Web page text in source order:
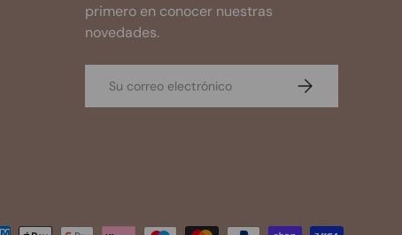
primero en conocer nuestras
novedades.
Suscribirse